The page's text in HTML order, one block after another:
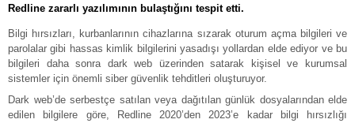
Redline zararlı yazılımının bulaştığını tespit etti.
Bilgi hırsızları, kurbanlarının cihazlarına sızarak oturum açma bilgileri ve
parolalar gibi hassas kimlik bilgilerini yasadışı yollardan elde ediyor ve bu
bilgileri daha sonra dark web üzerinden satarak kişisel ve kurumsal
sistemler için önemli siber güvenlik tehditleri oluşturuyor.
Dark web’de serbestçe satılan veya dağıtılan günlük dosyalarından elde
edilen bilgilere göre, Redline 2020’den 2023’e kadar bilgi hırsızlığı